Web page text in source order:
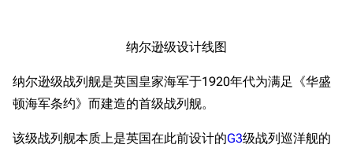
纳尔逊级设计线图
纳尔逊级战列舰是英国皇家海军于1920年代为满足《华盛
顿海军条约》而建造的首级战列舰。
该级战列舰本质上是英国在此前设计的G3级战列巡洋舰的